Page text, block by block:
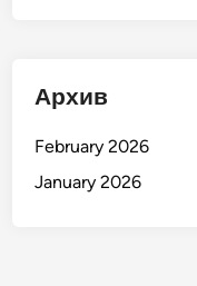
Архив
February 2026
January 2026